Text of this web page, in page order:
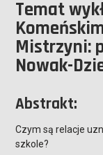
Temat
Mistrzyni:
Nowak-
Abstrakt:
Czym są relacje
szkole?